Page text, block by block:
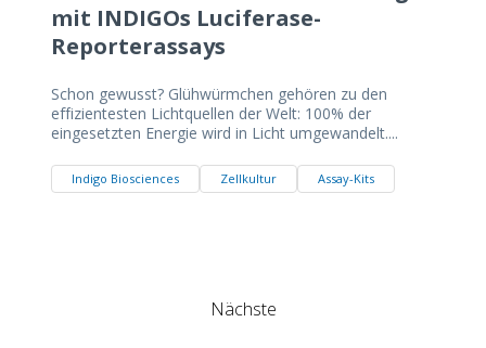
mit INDIGOs Luciferase-
Reporterassays
Schon gewusst? Glühwürmchen gehören zu den
effizientesten Lichtquellen der Welt: 100% der
eingesetzten Energie wird in Licht umgewandelt....
Indigo Biosciences Zellkultur Assay-Kits
Nächste